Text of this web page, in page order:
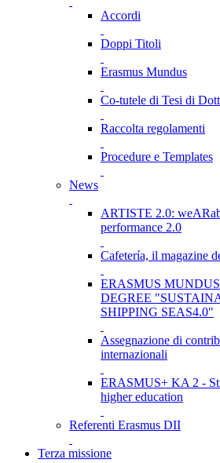
Accordi
Doppi Titoli
Erasmus Mundus
Co-tutele di Tesi di
Raccolta regolamenti
Procedure e Templates
News
ARTISTE 2.0:
performance 2.0
Cafetería, il magazine
ERASMUS
DEGREE
SHIPPING SEAS4.0"
Assegnazione di
internazionali
ERASMUS+ KA 2 -
higher education
Referenti Erasmus DII
Terza missione